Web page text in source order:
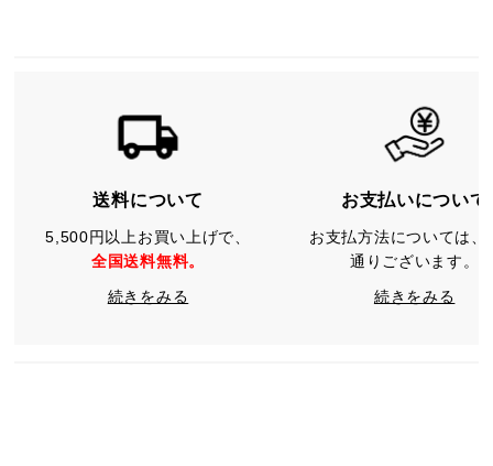
送料について
5,500円以上お買い上げで、
全国送料無料。
続きをみる
お支払いについて
お支払方法については、
通りございます。
続きをみる